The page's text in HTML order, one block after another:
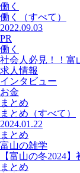
働く
働く
（すべて）
2022.09.03
PR
働く
社会人必見！！富
求人情報
インタビュー
お金
まとめ
まとめ （すべて）
2024.01.22
まとめ
富山の雑学
【富山の冬2024
まとめ